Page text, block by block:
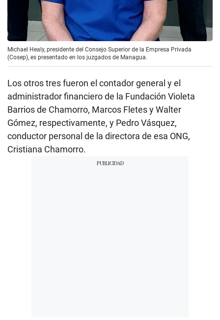
Michael Healy, presidente del Consejo Superior de la Empresa Privada
(Cosep), es presentado en los juzgados de Managua.
Los otros tres fueron el contador general y el
administrador financiero de la Fundación Violeta
Barrios de Chamorro, Marcos Fletes y Walter
Gómez, respectivamente, y Pedro Vásquez,
conductor personal de la directora de esa ONG,
Cristiana Chamorro.